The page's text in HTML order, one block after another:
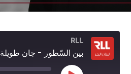
RLL
بين السّطور - جان طويلة